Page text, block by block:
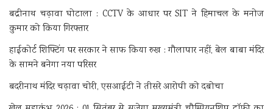
बद्रीनाथ चढ़ावा घोटाला : CCTV के आधार पर SIT ने हिमाचल के मनोज
कुमार को किया गिरफ्तार
हाईकोर्ट शिफ्टिंग पर सरकार ने साफ किया रुख : गौलापार नहीं, बेल बाबा मंदिर
के सामने बनेगा नया परिसर
बदरीनाथ मंदिर चढ़ावा चोरी, एसआईटी ने तीसरे आरोपी को दबोचा